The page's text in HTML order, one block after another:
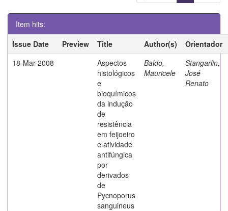
Item hits:
Issue Date
Preview Title Author(s)
Orientador
18-Mar-2008
Aspectos
histológicos
e
bioquímicos
da indução
de
resistência
em feijoeiro
e atividade
antifúngica
por
derivados
de
Pycnoporus
sanguineus
Baldo,
Mauricele
Stangarlin,
José
Renato